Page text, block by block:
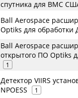
спутника для ВМС
Ball Aerospace
Optiks для обработки
Ball Aerospace
открытого ПО Optiks
1
Детектор VIIRS
NPOESS
1